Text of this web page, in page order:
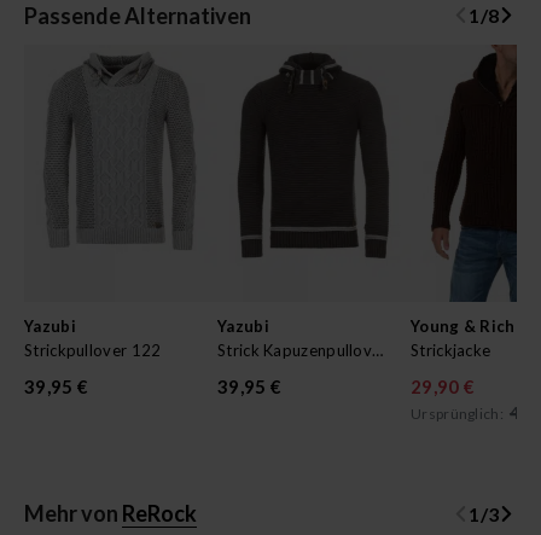
Passende Alternativen 1/8
Yazubi
Strickpullover 122
39,95 €
Yazubi
Strick Kapuzenpullover M129
39,95 €
Young & Rich
Strickjacke
29,90 €
Ursprünglich:
Mehr von ReRock 1 /3